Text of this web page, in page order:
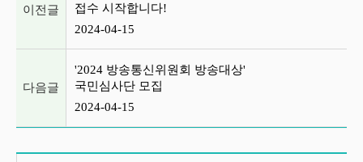
이전글
접수 시작합니다!
2024-04-15
다음글
'2024 방송통신위원회 방송대상'
국민심사단 모집
2024-04-15